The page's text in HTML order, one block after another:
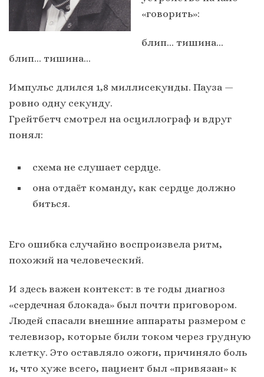
«говорить»:
блип… тишина…
блип… тишина…
Импульс длился 1,8 миллисекунды. Пауза —
ровно одну секунду.
Грейтбетч смотрел на осциллограф и вдруг
понял:
схема не слушает сердце.
она отдаёт команду, как сердце должно
биться.
Его ошибка случайно воспроизвела ритм,
похожий на человеческий.
И здесь важен контекст: в те годы диагноз
«сердечная блокада» был почти приговором.
Людей спасали внешние аппараты размером с
телевизор, которые били током через грудную
клетку. Это оставляло ожоги, причиняло боль
и, что хуже всего, пациент был «привязан» к